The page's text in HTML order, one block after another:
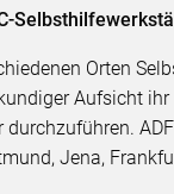
Orten
Aufsicht
durchzuführen.
Jena,